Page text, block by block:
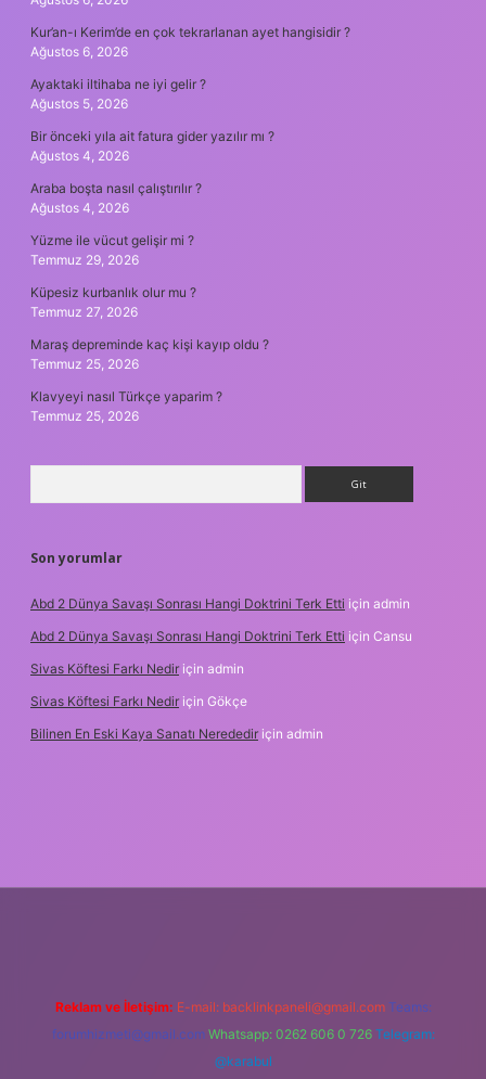
Kur’an-ı Kerim’de en çok tekrarlanan ayet hangisidir ?
Ağustos 6, 2026
Ayaktaki iltihaba ne iyi gelir ?
Ağustos 5, 2026
Bir önceki yıla ait fatura gider yazılır mı ?
Ağustos 4, 2026
Araba boşta nasıl çalıştırılır ?
Ağustos 4, 2026
Yüzme ile vücut gelişir mi ?
Temmuz 29, 2026
Küpesiz kurbanlık olur mu ?
Temmuz 27, 2026
Maraş depreminde kaç kişi kayıp oldu ?
Temmuz 25, 2026
Klavyeyi nasıl Türkçe yaparim ?
Temmuz 25, 2026
Son yorumlar
Abd 2 Dünya Savaşı Sonrası Hangi Doktrini Terk Etti için admin
Abd 2 Dünya Savaşı Sonrası Hangi Doktrini Terk Etti için Cansu
Sivas Köftesi Farkı Nedir için admin
Sivas Köftesi Farkı Nedir için Gökçe
Bilinen En Eski Kaya Sanatı Nerededir için admin
Reklam ve İletişim: E-mail: backlinkpaneli@gmail.com Teams:
forumhizmeti@gmail.com Whatsapp: 0262 606 0 726 Telegram:
@karabul